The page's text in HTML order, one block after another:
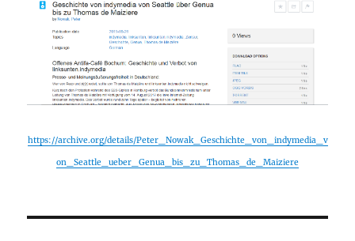
https://archive.org/details/Peter_Nowak_Geschichte_von_indymedia_v
on_Seattle_ueber_Genua_bis_zu_Thomas_de_Maiziere